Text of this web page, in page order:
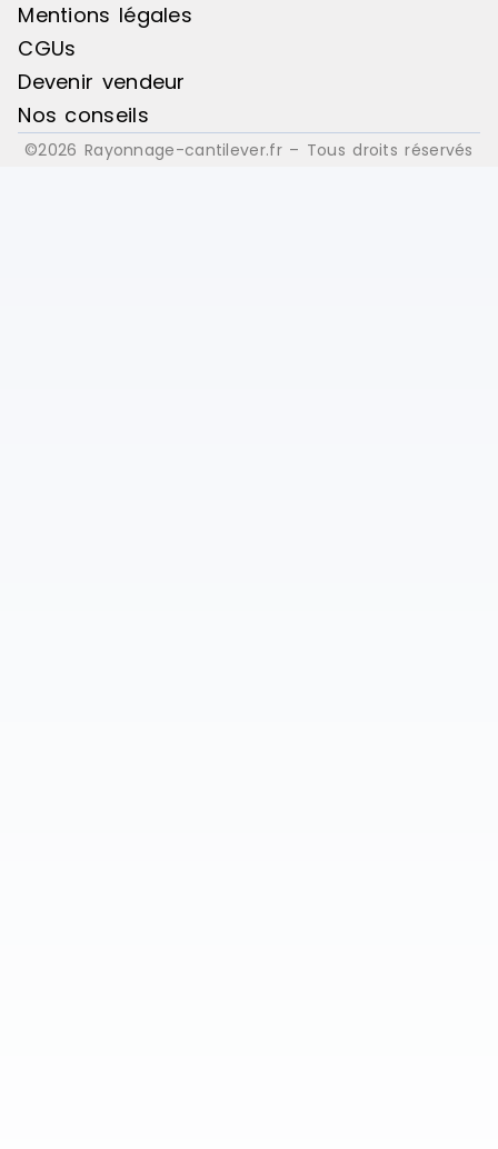
Mentions légales
CGUs
Devenir vendeur
Nos conseils
©2026 Rayonnage-cantilever.fr – Tous droits réservés